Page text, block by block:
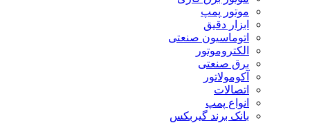
موتور پمپ
ابزار دقیق
اتوماسیون صنعتی
الکتروموتور
برق صنعتی
آکومولاتور
اتصالات
انواع پمپ
بانک برند گیربکس